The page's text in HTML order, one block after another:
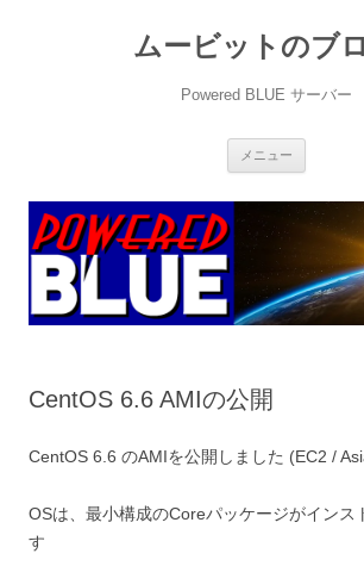
ムービットのブ
Powered BLUE サーバー
メニュー
ツ
ッ
プ
CentOS 6.6 AMIの公開
CentOS 6.6 のAMIを公開しました (EC2 /
OSは、最小構成のCoreパッケージがインス
す